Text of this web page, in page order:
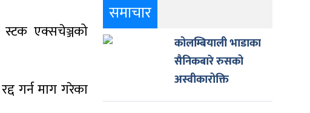
स्टक एक्सचेञ्जको
गर्न माग गरेका
समाचार
कोलम्बियाली भाडाका
सैनिकबारे रुसको
अस्वीकारोक्ति